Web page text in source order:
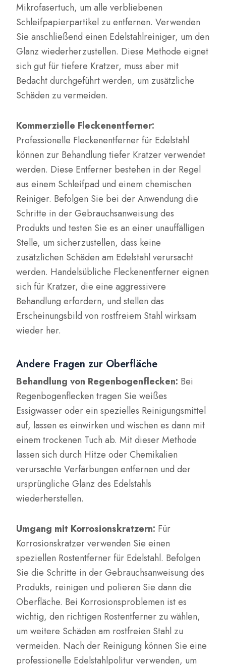
Mikrofasertuch, um alle verbliebenen
Schleifpapierpartikel zu entfernen. Verwenden
Sie anschließend einen Edelstahlreiniger, um den
Glanz wiederherzustellen. Diese Methode eignet
sich gut für tiefere Kratzer, muss aber mit
Bedacht durchgeführt werden, um zusätzliche
Schäden zu vermeiden.
Kommerzielle Fleckenentferner:
Professionelle Fleckenentferner für Edelstahl
können zur Behandlung tiefer Kratzer verwendet
werden. Diese Entferner bestehen in der Regel
aus einem Schleifpad und einem chemischen
Reiniger. Befolgen Sie bei der Anwendung die
Schritte in der Gebrauchsanweisung des
Produkts und testen Sie es an einer unauffälligen
Stelle, um sicherzustellen, dass keine
zusätzlichen Schäden am Edelstahl verursacht
werden. Handelsübliche Fleckenentferner eignen
sich für Kratzer, die eine aggressivere
Behandlung erfordern, und stellen das
Erscheinungsbild von rostfreiem Stahl wirksam
wieder her.
Andere Fragen zur Oberfläche
Behandlung von Regenbogenflecken: Bei
Regenbogenflecken tragen Sie weißes
Essigwasser oder ein spezielles Reinigungsmittel
auf, lassen es einwirken und wischen es dann mit
einem trockenen Tuch ab. Mit dieser Methode
lassen sich durch Hitze oder Chemikalien
verursachte Verfärbungen entfernen und der
ursprüngliche Glanz des Edelstahls
wiederherstellen.
Umgang mit Korrosionskratzern: Für
Korrosionskratzer verwenden Sie einen
speziellen Rostentferner für Edelstahl. Befolgen
Sie die Schritte in der Gebrauchsanweisung des
Produkts, reinigen und polieren Sie dann die
Oberfläche. Bei Korrosionsproblemen ist es
wichtig, den richtigen Rostentferner zu wählen,
um weitere Schäden am rostfreien Stahl zu
vermeiden. Nach der Reinigung können Sie eine
professionelle Edelstahlpolitur verwenden, um